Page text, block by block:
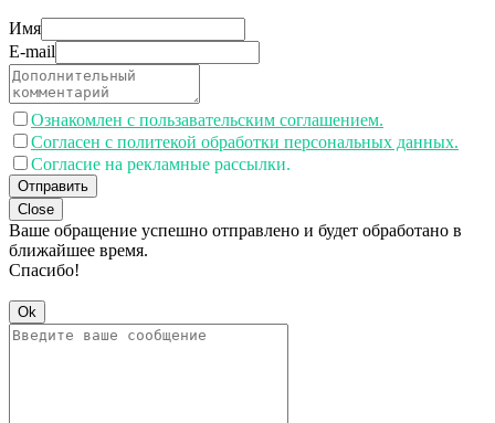
Имя
E-mail
Ознакомлен с пользавательским соглашением.
Согласен с политекой обработки персональных данных.
Согласие на рекламные рассылки.
Отправить
Close
Ваше обращение успешно отправлено и будет обработано в
ближайшее время.
Спасибо!
Ok